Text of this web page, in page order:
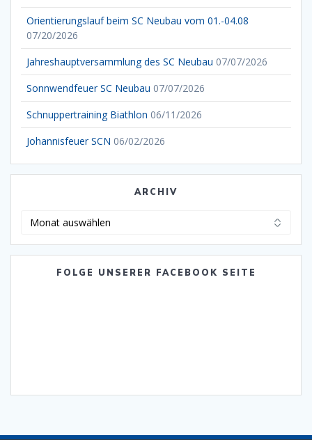
Orientierungslauf beim SC Neubau vom 01.-04.08
07/20/2026
Jahreshauptversammlung des SC Neubau 07/07/2026
Sonnwendfeuer SC Neubau 07/07/2026
Schnuppertraining Biathlon 06/11/2026
Johannisfeuer SCN 06/02/2026
ARCHIV
FOLGE UNSERER FACEBOOK SEITE